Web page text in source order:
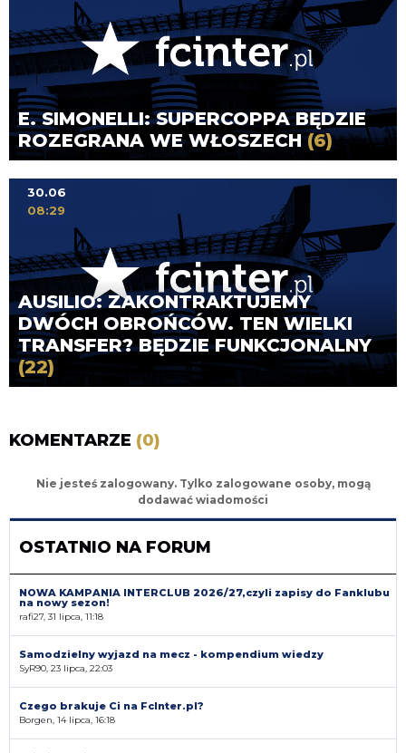
E. SIMONELLI: SUPERCOPPA BĘDZIE
ROZEGRANA WE WŁOSZECH(6)
AUSILIO: ZAKONTRAKTUJEMY
DWÓCH OBROŃCÓW. TEN WIELKI
TRANSFER? BĘDZIE FUNKCJONALNY
(22)
30.06
08:29
KOMENTARZE (0)
Nie jesteś zalogowany. Tylko zalogowane osoby, mogą
dodawać wiadomości
OSTATNIO NA FORUM
NOWA KAMPANIA INTERCLUB 2026/27,czyli zapisy do Fanklubu
na nowy sezon!
rafi27, 31 lipca, 11:18
Samodzielny wyjazd na mecz - kompendium wiedzy
SyR90, 23 lipca, 22:03
Czego brakuje Ci na FcInter.pl?
Borgen, 14 lipca, 16:18